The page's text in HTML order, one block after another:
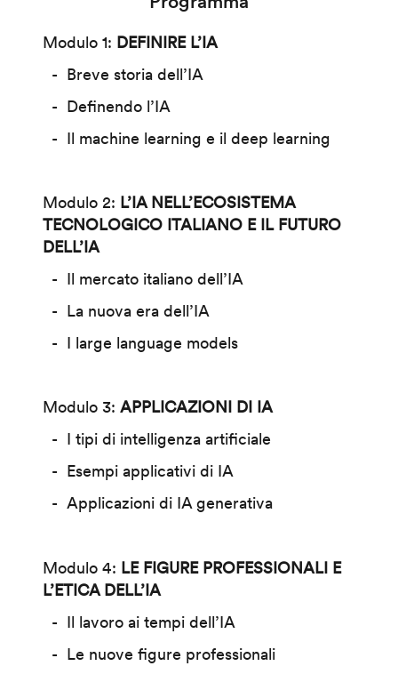
Modulo 1: DEFINIRE L’IA
Breve storia dell’IA
Definendo l’IA
Il machine learning e il deep learning
Modulo 2: L’IA NELL’ECOSISTEMA
TECNOLOGICO ITALIANO E IL FUTURO
DELL’IA
Il mercato italiano dell’IA
La nuova era dell’IA
I large language models
Modulo 3: APPLICAZIONI DI IA
I tipi di intelligenza artificiale
Esempi applicativi di IA
Applicazioni di IA generativa
Modulo 4: LE FIGURE PROFESSIONALI E
L’ETICA DELL’IA
Il lavoro ai tempi dell’IA
Le nuove figure professionali